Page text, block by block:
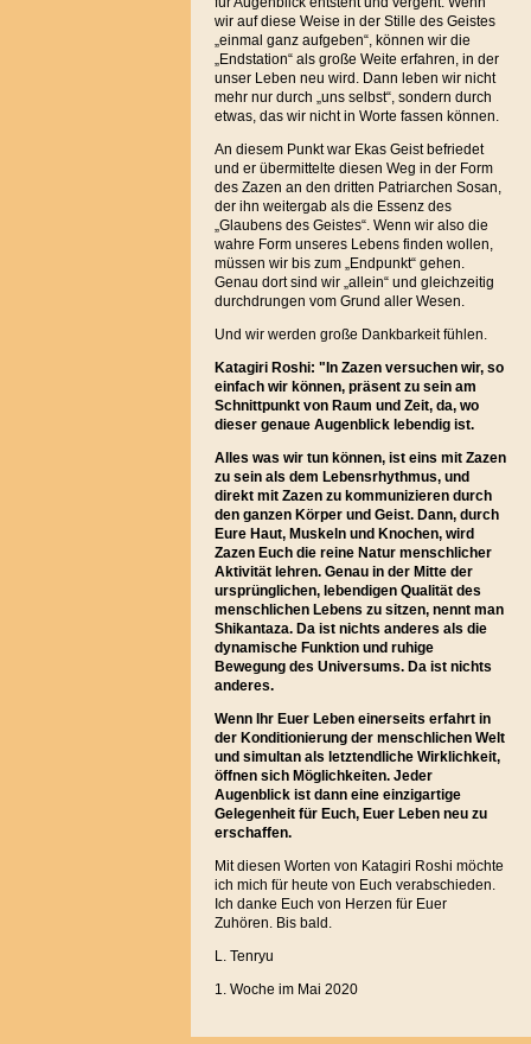
wir auf diese Weise in der Stille des Geistes
„einmal ganz aufgeben“, können wir die
„Endstation“ als große Weite erfahren, in der
unser Leben neu wird. Dann leben wir nicht
mehr nur durch „uns selbst“, sondern durch
etwas, das wir nicht in Worte fassen können.
An diesem Punkt war Ekas Geist befriedet
und er übermittelte diesen Weg in der Form
des Zazen an den dritten Patriarchen Sosan,
der ihn weitergab als die Essenz des
„Glaubens des Geistes“. Wenn wir also die
wahre Form unseres Lebens finden wollen,
müssen wir bis zum „Endpunkt“ gehen.
Genau dort sind wir „allein“ und gleichzeitig
durchdrungen vom Grund aller Wesen.
Und wir werden große Dankbarkeit fühlen.
Katagiri Roshi: "In Zazen versuchen wir, so
einfach wir können, präsent zu sein am
Schnittpunkt von Raum und Zeit, da, wo
dieser genaue Augenblick lebendig ist.
Alles was wir tun können, ist eins mit Zazen
zu sein als dem Lebensrhythmus, und
direkt mit Zazen zu kommunizieren durch
den ganzen Körper und Geist. Dann, durch
Eure Haut, Muskeln und Knochen, wird
Zazen Euch die reine Natur menschlicher
Aktivität lehren. Genau in der Mitte der
ursprünglichen, lebendigen Qualität des
menschlichen Lebens zu sitzen, nennt man
Shikantaza. Da ist nichts anderes als die
dynamische Funktion und ruhige
Bewegung des Universums. Da ist nichts
anderes.
Wenn Ihr Euer Leben einerseits erfahrt in
der Konditionierung der menschlichen Welt
und simultan als letztendliche Wirklichkeit,
öffnen sich Möglichkeiten. Jeder
Augenblick ist dann eine einzigartige
Gelegenheit für Euch, Euer Leben neu zu
erschaffen.
Mit diesen Worten von Katagiri Roshi möchte
ich mich für heute von Euch verabschieden.
Ich danke Euch von Herzen für Euer
Zuhören. Bis bald.
L. Tenryu
1. Woche im Mai 2020